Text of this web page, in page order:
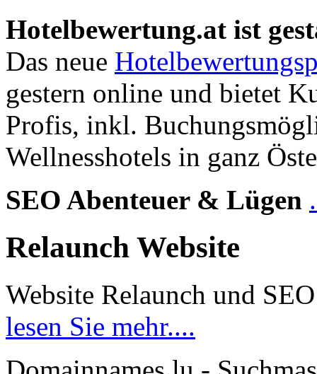
Hotelbewertung.at ist
Das neue
gestern online und bietet
Profis, inkl.
Wellnesshotels in ganz
SEO Abenteuer & Lügen
Relaunch Website
Website Relaunch und SEO
lesen Sie mehr....